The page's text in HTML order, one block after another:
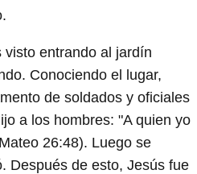
entrando al jardín
Conociendo el lugar,
de soldados y oficiales
a los hombres: "A quien yo
26:48). Luego se
Después de esto, Jesús fue